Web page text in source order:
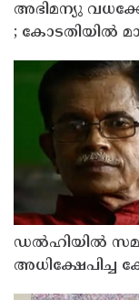
അഭിമന്യു
; കോടതിയിൽ
ഹാജരാകാൻ
ഡൽഹിയിൽ
അധിക്ഷേപിച്ച
സമ്മതിച്ചു